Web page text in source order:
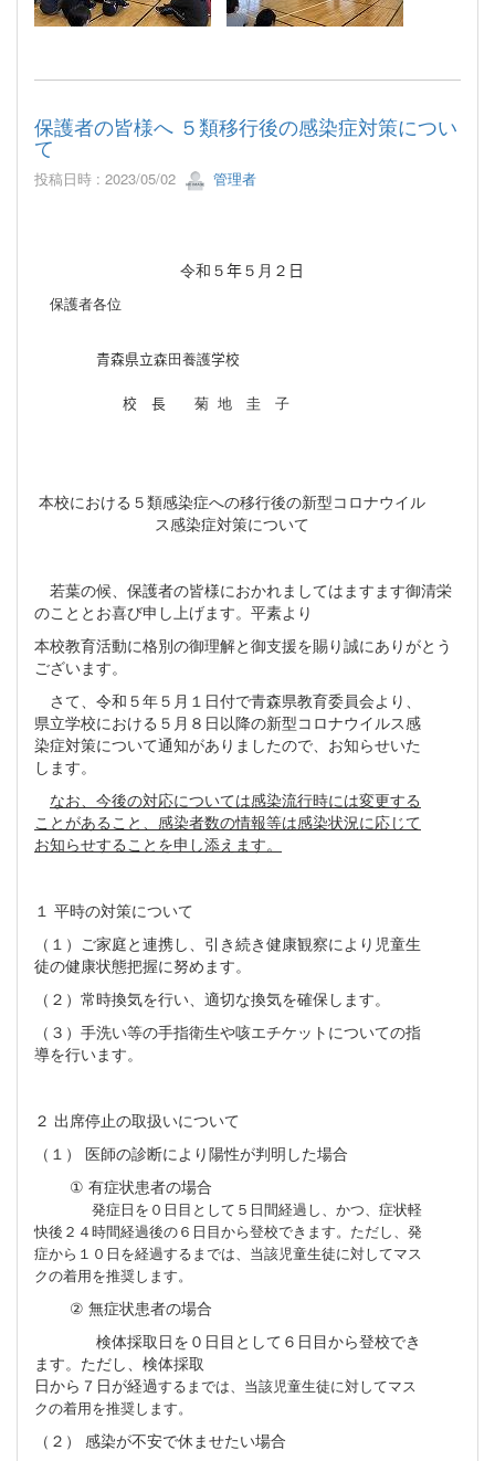
保護者の皆様へ ５類移行後の感染症対策につい
て
投稿日時 : 2023/05/02 管理者
令和５年５月２ 日
保護者各位
青森県立森田養護学校
校 長 菊 地 圭 子
本校における５類感染症への移行後の新型コロナウイル
ス感染症対策について
若葉の候、保護者の皆様におかれましてはますます御清栄
のこととお喜び申し上げます。平素より
本校教育活動に格別の御理解と御支援を賜り誠にありがとう
ございます。
さて、令和５年５月１日付で青森県教育委員会より、
県立学校における５月８日以降の新型コロナウイルス感
染症対策について通知がありましたので、お知らせいた
します。
なお、今後の対応については感染流行時には変更する
ことがあること、感染者数の情報等は感染状況に応じて
お知らせすることを申し添えます。
１ 平時の対策について
（１）ご家庭と連携し、引き続き健康観察により児童生
徒の健康状態把握に努めます。
（２）常時換気を行い、適切な換気を確保します。
（３）手洗い等の手指衛生や咳エチケットについての指
導を行います。
２ 出席停止の取扱いについて
（１）
医師の診断により陽性が判明した場合
① 有症状患者の場合
発症日を０日目として５日間経過し、かつ、症状軽
快後２４時間経過後の６日目から登校できます。ただし、発
症から１０日を経過するまでは、 当該児童生徒に対してマス
クの着用を推奨します。
② 無症状患者の場合
検体採取日を０日目として６日目から登校でき
ます。ただし、検体採取
日から７日が経過するまでは、当該児童生徒に対してマス
クの着用を推奨します。
（２）
感染が不安で休ませたい場合